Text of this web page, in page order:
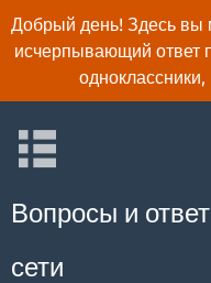
Добрый день! Здесь вы
исчерпывающий ответ
Вопросы и
сети